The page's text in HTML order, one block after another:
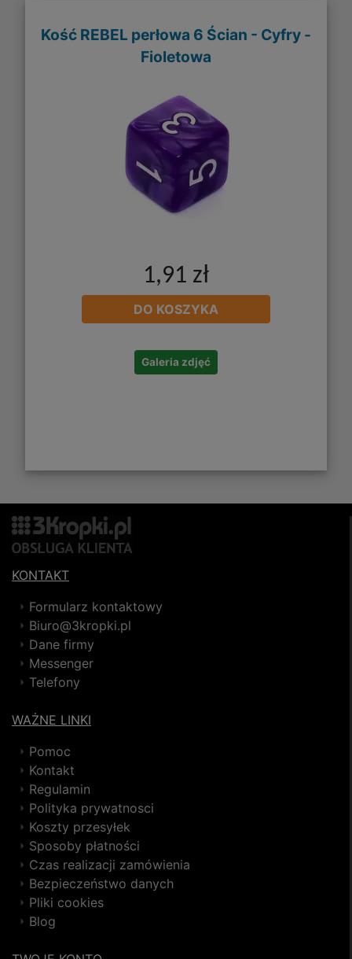
Kość REBEL perłowa 6 Ścian - Cyfry -
Fioletowa
1,91 zł
DO KOSZYKA
Galeria zdjęć
KONTAKT
Formularz kontaktowy
Biuro@3kropki.pl
Dane firmy
Messenger
Telefony
WAŻNE LINKI
Pomoc
Kontakt
Regulamin
Polityka prywatnosci
Koszty przesyłek
Sposoby płatności
Czas realizacji zamówienia
Bezpieczeństwo danych
Pliki cookies
Blog